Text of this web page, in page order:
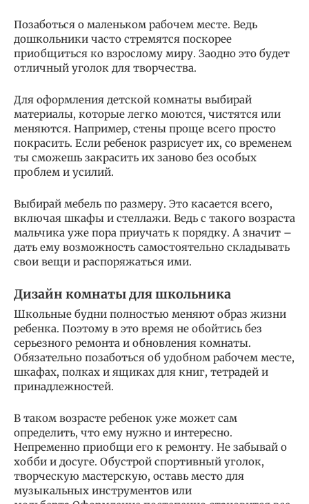
Позаботься о маленьком рабочем месте. Ведь
дошкольники часто стремятся поскорее
приобщиться ко взрослому миру. Заодно это будет
отличный уголок для творчества.
Для оформления детской комнаты выбирай
материалы, которые легко моются, чистятся или
меняются. Например, стены проще всего просто
покрасить. Если ребенок разрисует их, со временем
ты сможешь закрасить их заново без особых
проблем и усилий.
Выбирай мебель по размеру. Это касается всего,
включая шкафы и стеллажи. Ведь с такого возраста
мальчика уже пора приучать к порядку. А значит –
дать ему возможность самостоятельно складывать
свои вещи и распоряжаться ими.
Дизайн комнаты для школьника
Школьные будни полностью меняют образ жизни
ребенка. Поэтому в это время не обойтись без
серьезного ремонта и обновления комнаты.
Обязательно позаботься об удобном рабочем месте,
шкафах, полках и ящиках для книг, тетрадей и
принадлежностей.
В таком возрасте ребенок уже может сам
определить, что ему нужно и интересно.
Непременно приобщи его к ремонту. Не забывай о
хобби и досуге. Обустрой спортивный уголок,
творческую мастерскую, оставь место для
музыкальных инструментов или